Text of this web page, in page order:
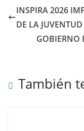
INSPIRA 2026
DE LA
GOBIERNO
También